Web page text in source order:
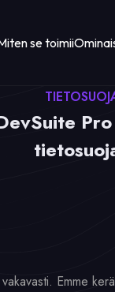
se toimii
Emme